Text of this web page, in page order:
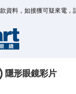
資料，如接獲可疑來電，
隱形眼鏡彩片